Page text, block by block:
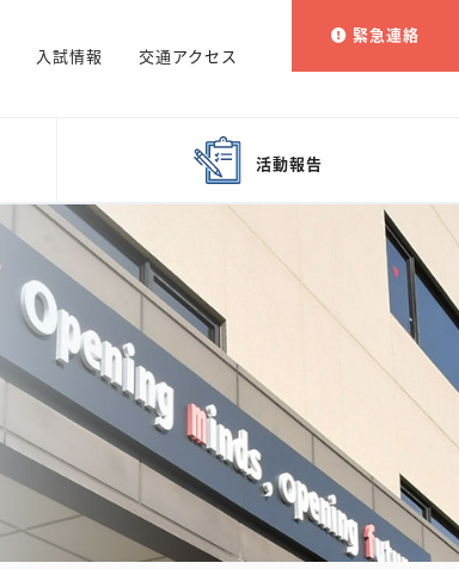
入試情報 交通アクセス
緊急連絡
活動報告